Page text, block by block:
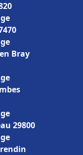
Bray
29800